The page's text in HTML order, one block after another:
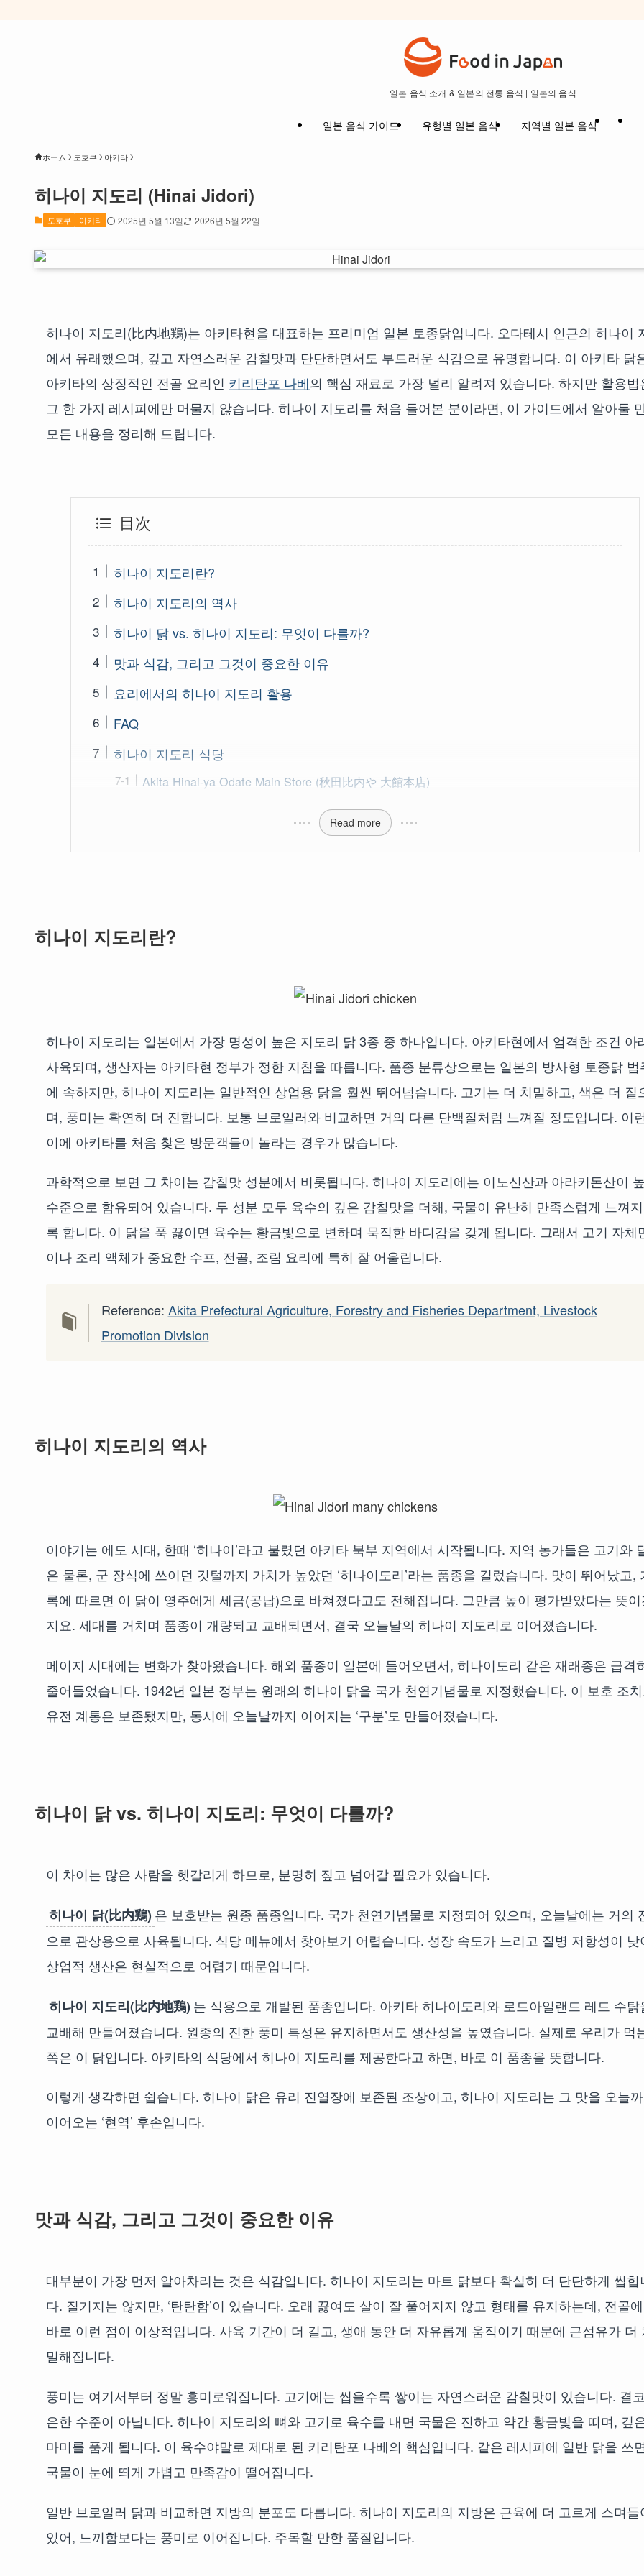
일본 음식 소개 & 일본의 전통 음식 | 일본의 음식
일본 음식 가이드 유형별 일본 음식 지역별 일본 음식
ホーム 도호쿠 아키타
히나이 지도리 (Hinai Jidori)
도호쿠 아키타 2025년 5월 13일 2026년 5월 22일
히나이 지도리(比内地鶏)는 아키타현을 대표하는 프리미엄 일본 토종닭입니다. 오다테시 인근의 히나이
에서 유래했으며, 깊고 자연스러운 감칠맛과 단단하면서도 부드러운 식감으로 유명합니다. 이 아키타 닭
아키타의 상징적인 전골 요리인 키리탄포 나베의 핵심 재료로 가장 널리 알려져 있습니다. 하지만 활용법
그 한 가지 레시피에만 머물지 않습니다. 히나이 지도리를 처음 들어본 분이라면, 이 가이드에서 알아둘
모든 내용을 정리해 드립니다.
目次
히나이 지도리란?
히나이 지도리의 역사
히나이 닭 vs. 히나이 지도리: 무엇이 다를까?
맛과 식감, 그리고 그것이 중요한 이유
요리에서의 히나이 지도리 활용
FAQ
히나이 지도리 식당
Akita Hinai-ya Odate Main Store (秋田比内や 大館本店)
Read more
히나이 지도리란?
히나이 지도리는 일본에서 가장 명성이 높은 지도리 닭 3종 중 하나입니다. 아키타현에서 엄격한 조건 아
사육되며, 생산자는 아키타현 정부가 정한 지침을 따릅니다. 품종 분류상으로는 일본의 방사형 토종닭 범
에 속하지만, 히나이 지도리는 일반적인 상업용 닭을 훨씬 뛰어넘습니다. 고기는 더 치밀하고, 색은 더 짙
며, 풍미는 확연히 더 진합니다. 보통 브로일러와 비교하면 거의 다른 단백질처럼 느껴질 정도입니다. 이
이에 아키타를 처음 찾은 방문객들이 놀라는 경우가 많습니다.
과학적으로 보면 그 차이는 감칠맛 성분에서 비롯됩니다. 히나이 지도리에는 이노신산과 아라키돈산이
수준으로 함유되어 있습니다. 두 성분 모두 육수의 깊은 감칠맛을 더해, 국물이 유난히 만족스럽게 느껴
록 합니다. 이 닭을 푹 끓이면 육수는 황금빛으로 변하며 묵직한 바디감을 갖게 됩니다. 그래서 고기 자체
이나 조리 액체가 중요한 수프, 전골, 조림 요리에 특히 잘 어울립니다.
Reference: Akita Prefectural Agriculture, Forestry and Fisheries Department, Livestock
Promotion Division
히나이 지도리의 역사
이야기는 에도 시대, 한때 ‘히나이’라고 불렸던 아키타 북부 지역에서 시작됩니다. 지역 농가들은 고기와
은 물론, 군 장식에 쓰이던 깃털까지 가치가 높았던 ‘히나이도리’라는 품종을 길렀습니다. 맛이 뛰어났고,
록에 따르면 이 닭이 영주에게 세금(공납)으로 바쳐졌다고도 전해집니다. 그만큼 높이 평가받았다는 뜻이
지요. 세대를 거치며 품종이 개량되고 교배되면서, 결국 오늘날의 히나이 지도리로 이어졌습니다.
메이지 시대에는 변화가 찾아왔습니다. 해외 품종이 일본에 들어오면서, 히나이도리 같은 재래종은 급격
줄어들었습니다. 1942년 일본 정부는 원래의 히나이 닭을 국가 천연기념물로 지정했습니다. 이 보호 조치
유전 계통은 보존됐지만, 동시에 오늘날까지 이어지는 ‘구분’도 만들어졌습니다.
히나이 닭 vs. 히나이 지도리: 무엇이 다를까?
이 차이는 많은 사람을 헷갈리게 하므로, 분명히 짚고 넘어갈 필요가 있습니다.
히나이 닭(比内鶏) 은 보호받는 원종 품종입니다. 국가 천연기념물로 지정되어 있으며, 오늘날에는 거의
으로 관상용으로 사육됩니다. 식당 메뉴에서 찾아보기 어렵습니다. 성장 속도가 느리고 질병 저항성이 낮
상업적 생산은 현실적으로 어렵기 때문입니다.
히나이 지도리(比内地鶏) 는 식용으로 개발된 품종입니다. 아키타 히나이도리와 로드아일랜드 레드 수탉
교배해 만들어졌습니다. 원종의 진한 풍미 특성은 유지하면서도 생산성을 높였습니다. 실제로 우리가 먹
쪽은 이 닭입니다. 아키타의 식당에서 히나이 지도리를 제공한다고 하면, 바로 이 품종을 뜻합니다.
이렇게 생각하면 쉽습니다. 히나이 닭은 유리 진열장에 보존된 조상이고, 히나이 지도리는 그 맛을 오늘
이어오는 ‘현역’ 후손입니다.
맛과 식감, 그리고 그것이 중요한 이유
대부분이 가장 먼저 알아차리는 것은 식감입니다. 히나이 지도리는 마트 닭보다 확실히 더 단단하게 씹힙
다. 질기지는 않지만, ‘탄탄함’이 있습니다. 오래 끓여도 살이 잘 풀어지지 않고 형태를 유지하는데, 전골
바로 이런 점이 이상적입니다. 사육 기간이 더 길고, 생애 동안 더 자유롭게 움직이기 때문에 근섬유가 더
밀해집니다.
풍미는 여기서부터 정말 흥미로워집니다. 고기에는 씹을수록 쌓이는 자연스러운 감칠맛이 있습니다. 결
은한 수준이 아닙니다. 히나이 지도리의 뼈와 고기로 육수를 내면 국물은 진하고 약간 황금빛을 띠며, 깊
마미를 품게 됩니다. 이 육수야말로 제대로 된 키리탄포 나베의 핵심입니다. 같은 레시피에 일반 닭을 쓰
국물이 눈에 띄게 가볍고 만족감이 떨어집니다.
일반 브로일러 닭과 비교하면 지방의 분포도 다릅니다. 히나이 지도리의 지방은 근육에 더 고르게 스며들
있어, 느끼함보다는 풍미로 이어집니다. 주목할 만한 품질입니다.